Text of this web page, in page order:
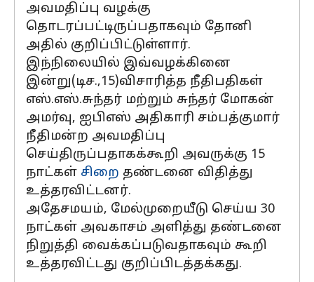
அவமதிப்பு வழக்கு
தொடரப்பட்டிருப்பதாகவும் தோனி
அதில் குறிப்பிட்டுள்ளார்.
இந்நிலையில் இவ்வழக்கினை
இன்று(டிச.,15)விசாரித்த நீதிபதிகள்
எஸ்.எஸ்.சுந்தர் மற்றும் சுந்தர் மோகன்
அமர்வு, ஐபிஎஸ் அதிகாரி சம்பத்குமார்
நீதிமன்ற அவமதிப்பு
செய்திருப்பதாகக்கூறி அவருக்கு 15
நாட்கள் சிறை தண்டனை விதித்து
உத்தரவிட்டனர்.
அதேசமயம், மேல்முறையீடு செய்ய 30
நாட்கள் அவகாசம் அளித்து தண்டனை
நிறுத்தி வைக்கப்படுவதாகவும் கூறி
உத்தரவிட்டது குறிப்பிடத்தக்கது.